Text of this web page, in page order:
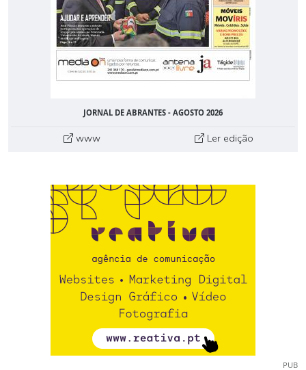
JORNAL DE ABRANTES - AGOSTO 2026
www Ler edição
PUB